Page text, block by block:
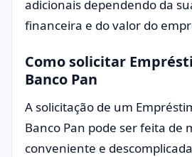
adicionais dependendo da
financeira e do valor do
Como solicitar
Banco Pan
A solicitação de um
Banco Pan pode ser feita de
conveniente e